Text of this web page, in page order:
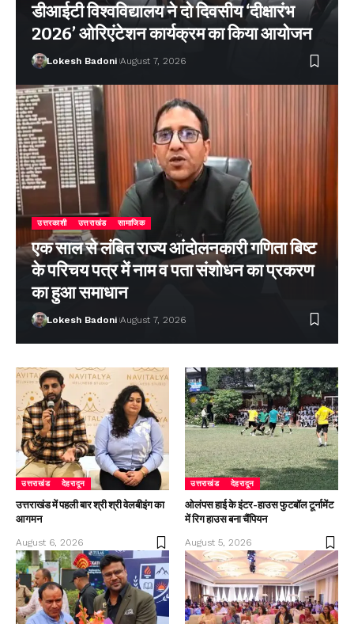
डीआईटी विश्वविद्यालय ने दो दिवसीय ‘दीक्षारंभ
2026’ ओरिएंटेशन कार्यक्रम का किया आयोजन
Lokesh Badoni August 7, 2026
उत्तरकाशी उत्तराखंड सामाजिक
एक साल से लंबित राज्य आंदोलनकारी गणिता बिष्ट
के परिचय पत्र में नाम व पता संशोधन का प्रकरण
का हुआ समाधान
Lokesh Badoni August 7, 2026
उत्तराखंड देहरादून
उत्तराखंड में पहली बार श्री श्री वेलबीइंग का
आगमन
August 6, 2026
उत्तराखंड देहरादून
ओलंपस हाई के इंटर-हाउस फुटबॉल टूर्नामेंट
में रिग हाउस बना चैंपियन
August 5, 2026